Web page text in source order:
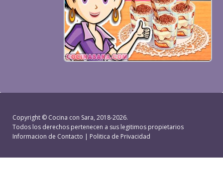
Copyright © Cocina con Sara, 2018-2026.
Todos los derechos pertenecen a sus legitimos propietarios
Informacion de Contacto | Politica de Privacidad